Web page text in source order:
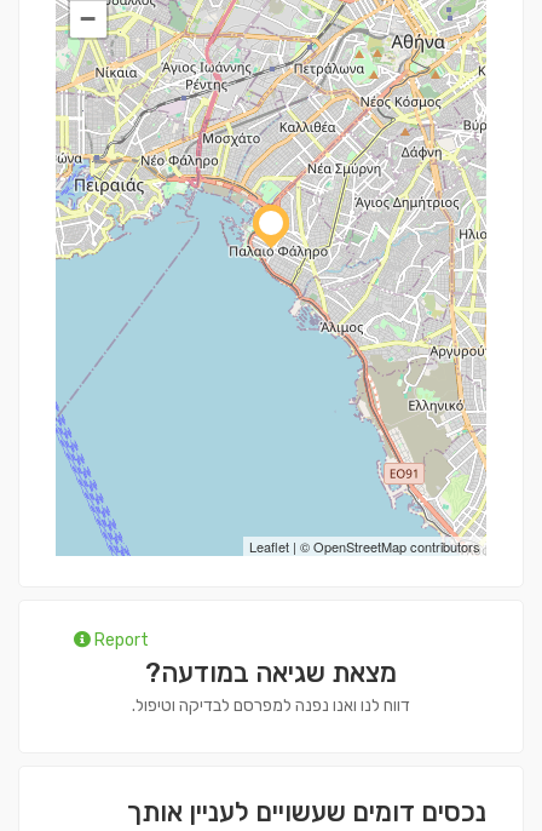
−
Leaflet | ©OpenStreetMapcontributors
Report
מצאת שגיאה במודעה?
דווח לנו ואנו נפנה למפרסם לבדיקה וטיפול.
נכסים דומים שעשויים לעניין אותך